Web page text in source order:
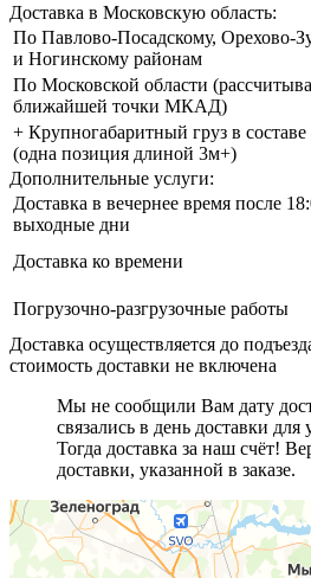
Доставка в Московскую область:
По Павлово-Посадскому, Орехово-
и Ногинскому районам
По Московской области
ближайшей точки МКАД)
+ Крупногабаритный груз в составе
(одна позиция длиной 3м+)
Дополнительные услуги:
Доставка в вечернее время после
выходные дни
Доставка ко времени
Погрузочно-разгрузочные работы
Доставка осуществляется до
стоимость доставки не включена
Мы не сообщили Вам дату
связались в день доставки
Тогда доставка за наш счёт!
доставки, указанной в заказе.